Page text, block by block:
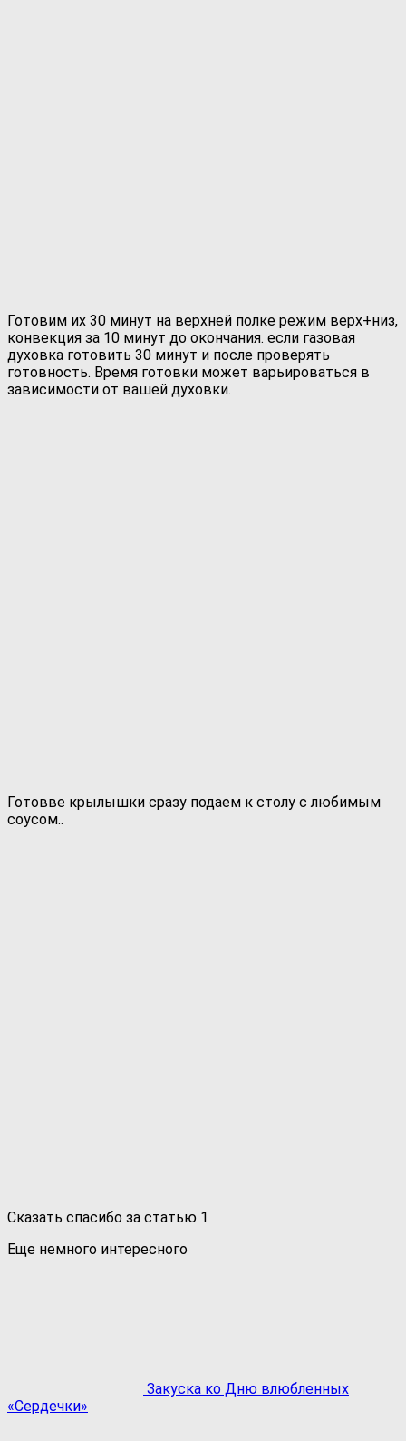
Готовим их 30 минут на верхней полке режим верх+низ,
конвекция за 10 минут до окончания. если газовая
духовка готовить 30 минут и после проверять
готовность. Время готовки может варьироваться в
зависимости от вашей духовки.
Готовве крылышки сразу подаем к столу с любимым
соусом..
Сказать спасибо за статью 1
Еще немного интересного
Закуска ко Дню влюбленных
«Сердечки»